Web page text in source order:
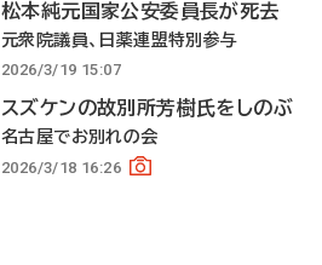
松本純元国家公安委員長が死去
元衆院議員、日薬連盟特別参与
2026/3/19 15:07
スズケンの故別所芳樹氏をしのぶ
名古屋でお別れの会
2026/3/18 16:26